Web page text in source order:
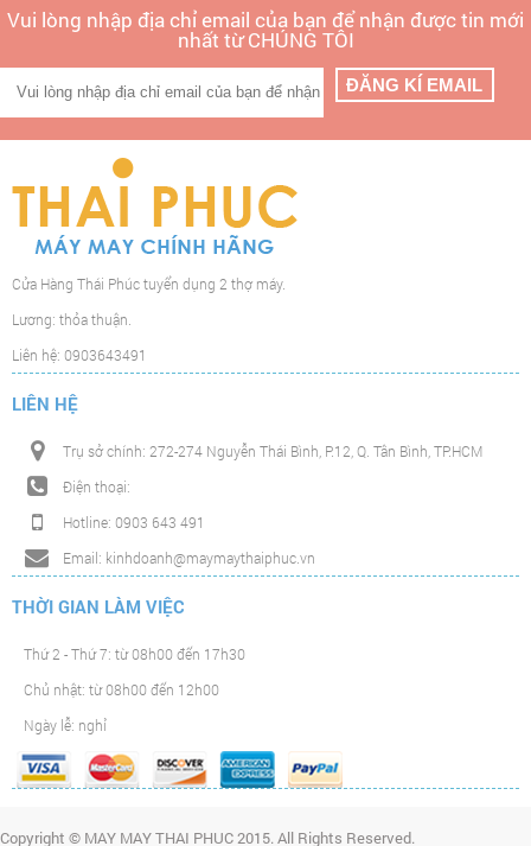
Vui lòng nhập địa chỉ email của bạn để nhận được tin mới
nhất từ CHÚNG TÔI
Cửa Hàng Thái Phúc tuyển dụng 2 thợ máy.
Lương: thỏa thuận.
Liên hệ: 0903643491
LIÊN HỆ
Trụ sở chính: 272-274 Nguyễn Thái Bình, P.12, Q. Tân Bình, TP.HCM
Điện thoại:
Hotline: 0903 643 491
Email: kinhdoanh@maymaythaiphuc.vn
THỜI GIAN LÀM VIỆC
Thứ 2 - Thứ 7: từ 08h00 đến 17h30
Chủ nhật: từ 08h00 đến 12h00
Ngày lễ: nghỉ
Copyright © MAY MAY THAI PHUC 2015. All Rights Reserved.